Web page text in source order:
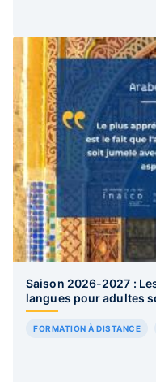
Saison 2026-2027 :
langues pour adultes
FORMATION À DISTANCE